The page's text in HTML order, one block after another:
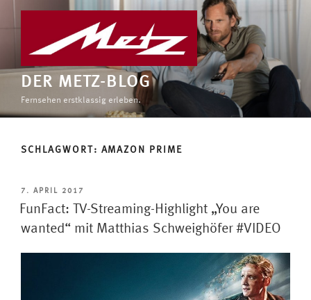
DER METZ-BLOG
Fernsehen erstklassig erleben.
SCHLAGWORT: AMAZON PRIME
VERÖFFENTLICHT
AM
7. APRIL 2017
FunFact: TV-Streaming-Highlight „You are
wanted“ mit Matthias Schweighöfer #VIDEO